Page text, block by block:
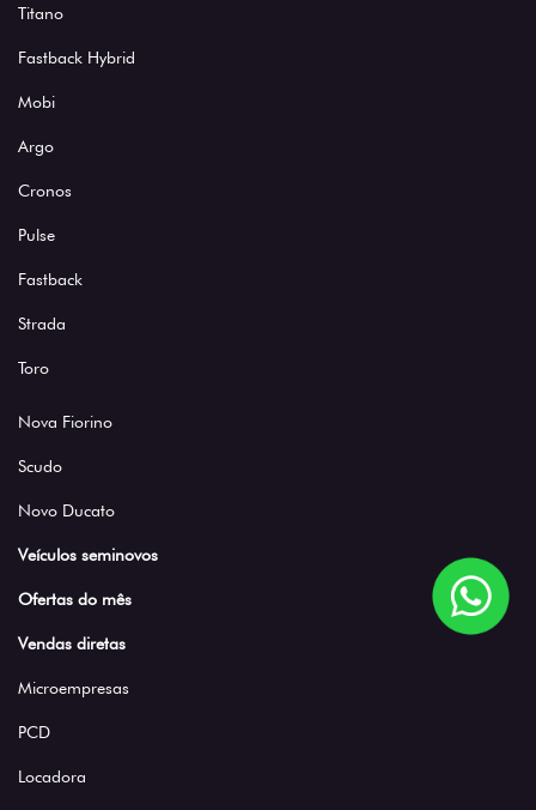
Titano
Fastback Hybrid
Mobi
Argo
Cronos
Pulse
Fastback
Strada
Toro
Nova Fiorino
Scudo
Novo Ducato
Veículos seminovos
Ofertas do mês
Vendas diretas
Microempresas
PCD
Locadora